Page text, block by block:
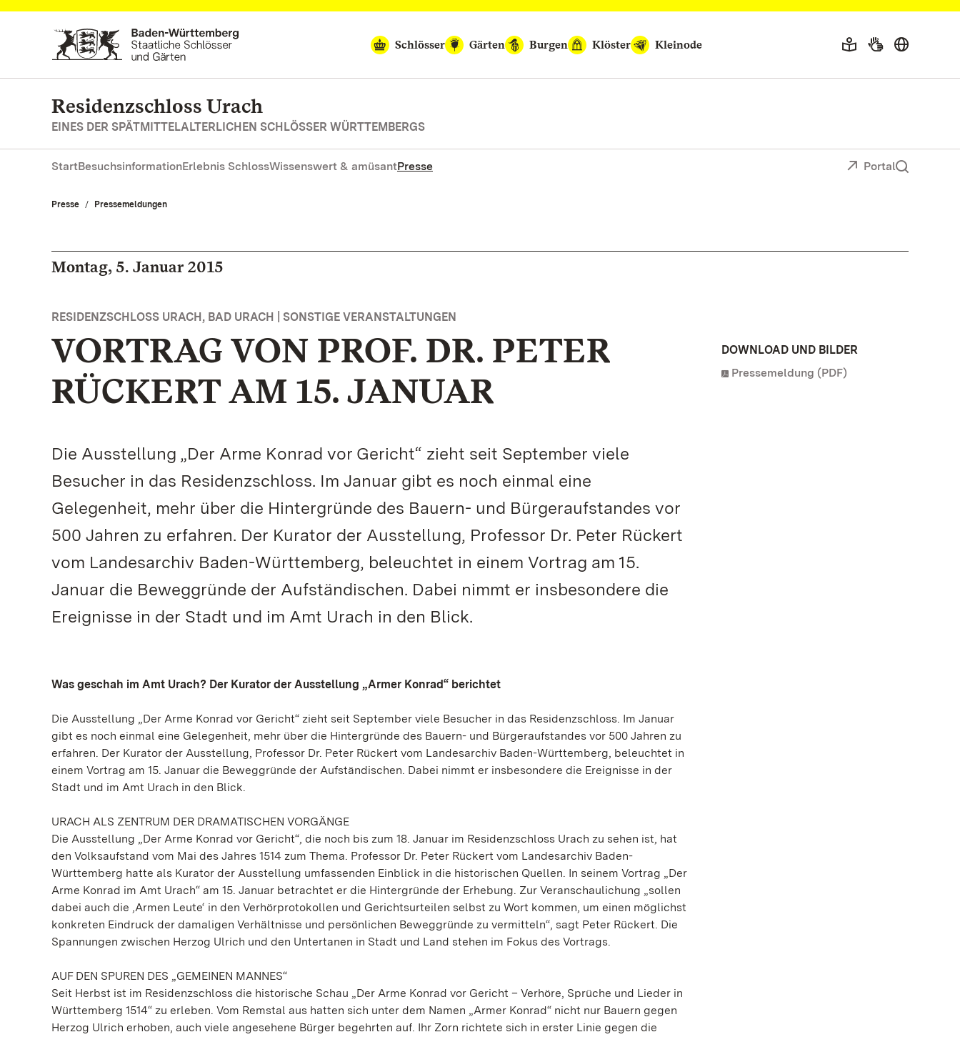
Zum Hauptinhalt springen
Schlösser
Gärten Burgen Klöster Kleinode
Residenzschloss Urach
EINES DER SPÄTMITTELALTERLICHEN SCHLÖSSER WÜRTTEMBERGS
StartBesuchsinformationErlebnis SchlossWissenswert & amüsantPresse Portal
Presse Pressemeldungen
Montag, 5. Januar 2015
RESIDENZSCHLOSS URACH, BAD URACH | SONSTIGE VERANSTALTUNGEN
VORTRAG VON PROF. DR. PETER
RÜCKERT AM 15. JANUAR
Die Ausstellung „Der Arme Konrad vor Gericht“ zieht seit September viele
Besucher in das Residenzschloss. Im Januar gibt es noch einmal eine
Gelegenheit, mehr über die Hintergründe des Bauern- und Bürgeraufstandes vor
500 Jahren zu erfahren. Der Kurator der Ausstellung, Professor Dr. Peter Rückert
vom Landesarchiv Baden-Württemberg, beleuchtet in einem Vortrag am 15.
Januar die Beweggründe der Aufständischen. Dabei nimmt er insbesondere die
Ereignisse in der Stadt und im Amt Urach in den Blick.
Was geschah im Amt Urach? Der Kurator der Ausstellung „Armer Konrad“ berichtet
Die Ausstellung „Der Arme Konrad vor Gericht“ zieht seit September viele Besucher in das Residenzschloss. Im Januar
gibt es noch einmal eine Gelegenheit, mehr über die Hintergründe des Bauern- und Bürgeraufstandes vor 500 Jahren zu
erfahren. Der Kurator der Ausstellung, Professor Dr. Peter Rückert vom Landesarchiv Baden-Württemberg, beleuchtet in
einem Vortrag am 15. Januar die Beweggründe der Aufständischen. Dabei nimmt er insbesondere die Ereignisse in der
Stadt und im Amt Urach in den Blick.
URACH ALS ZENTRUM DER DRAMATISCHEN VORGÄNGE
Die Ausstellung „Der Arme Konrad vor Gericht“, die noch bis zum 18. Januar im Residenzschloss Urach zu sehen ist, hat
den Volksaufstand vom Mai des Jahres 1514 zum Thema. Professor Dr. Peter Rückert vom Landesarchiv Baden-
Württemberg hatte als Kurator der Ausstellung umfassenden Einblick in die historischen Quellen. In seinem Vortrag „Der
Arme Konrad im Amt Urach“ am 15. Januar betrachtet er die Hintergründe der Erhebung. Zur Veranschaulichung „sollen
dabei auch die ‚Armen Leute‘ in den Verhörprotokollen und Gerichtsurteilen selbst zu Wort kommen, um einen möglichst
konkreten Eindruck der damaligen Verhältnisse und persönlichen Beweggründe zu vermitteln“, sagt Peter Rückert. Die
Spannungen zwischen Herzog Ulrich und den Untertanen in Stadt und Land stehen im Fokus des Vortrags.
AUF DEN SPUREN DES „GEMEINEN MANNES“
Seit Herbst ist im Residenzschloss die historische Schau „Der Arme Konrad vor Gericht – Verhöre, Sprüche und Lieder in
Württemberg 1514“ zu erleben. Vom Remstal aus hatten sich unter dem Namen „Armer Konrad“ nicht nur Bauern gegen
Herzog Ulrich erhoben, auch viele angesehene Bürger begehrten auf. Ihr Zorn richtete sich in erster Linie gegen die
DOWNLOAD UND BILDER
Pressemeldung (PDF)